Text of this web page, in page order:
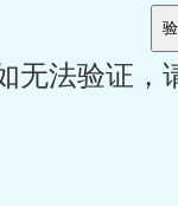
无法验证，